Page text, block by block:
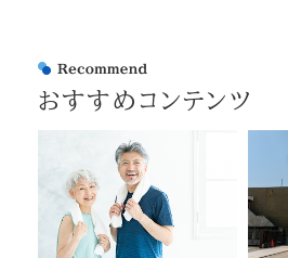
おすすめコンテンツ